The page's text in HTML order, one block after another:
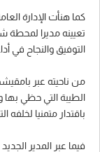
كما هنأت الإدارة
تعيينه مديرا لمحطة
التوفيق والنجاح في
من ناحيته عبر
الطيبة التي حظي بها
باقتدار متمنيا لخلفه
فيما عبر المدير